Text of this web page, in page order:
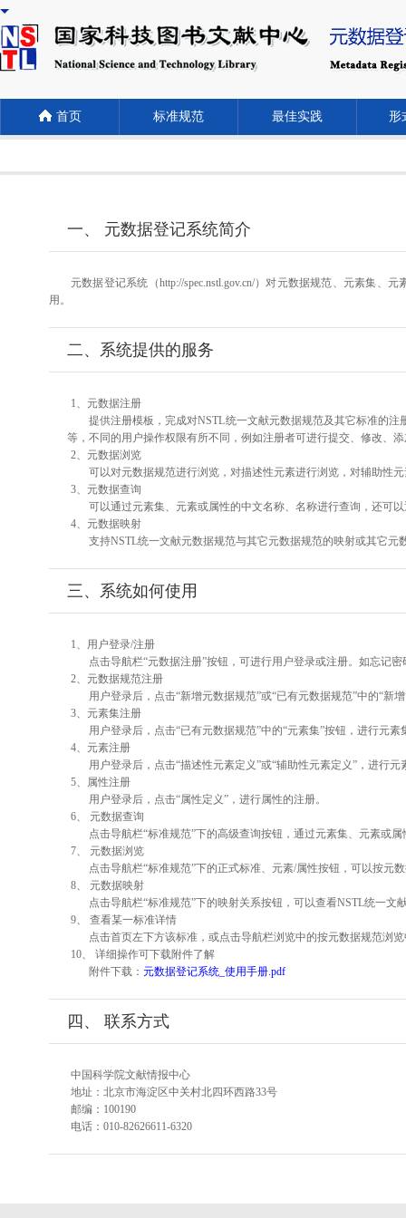
首页 标准规范 最佳实践 形
一、 元数据登记系统简介
元数据登记系统（http://spec.nstl.gov.cn/）对元数据规范、元素集
用。
二、系统提供的服务
1、元数据注册
提供注册模板，完成对NSTL统一文献元数据规范及其它标准的
等，不同的用户操作权限有所不同，例如注册者可进行提交、修改、
2、元数据浏览
可以对元数据规范进行浏览，对描述性元素进行浏览，对辅助性
3、元数据查询
可以通过元素集、元素或属性的中文名称、名称进行查询，还可
4、元数据映射
支持NSTL统一文献元数据规范与其它元数据规范的映射或其它元
三、系统如何使用
1、用户登录/注册
点击导航栏“元数据注册”按钮，可进行用户登录或注册。如忘记
2、元数据规范注册
用户登录后，点击“新增元数据规范”或“已有元数据规范”中的“新
3、元素集注册
用户登录后，点击“已有元数据规范”中的“元素集”按钮，进行元素
4、元素注册
用户登录后，点击“描述性元素定义”或“辅助性元素定义”，进行元
5、属性注册
用户登录后，点击“属性定义”，进行属性的注册。
6、 元数据查询
点击导航栏“标准规范”下的高级查询按钮，通过元素集、元素或
7、 元数据浏览
点击导航栏“标准规范”下的正式标准、元素/属性按钮，可以按元
8、 元数据映射
点击导航栏“标准规范”下的映射关系按钮，可以查看NSTL统一文
9、 查看某一标准详情
点击首页左下方该标准，或点击导航栏浏览中的按元数据规范浏
10、 详细操作可下载附件了解
附件下载： 元数据登记系统_使用手册.pdf
四、 联系方式
中国科学院文献情报中心
地址：北京市海淀区中关村北四环西路33号
邮编：100190
电话：010-82626611-6320